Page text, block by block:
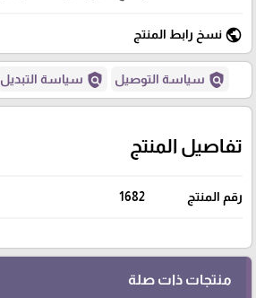
public نسخ رابط المنتج
policy سياسة التوصيل policy سياسة التبديل
تفاصيل المنتج
رقم المنتج 1682
منتجات ذات صلة